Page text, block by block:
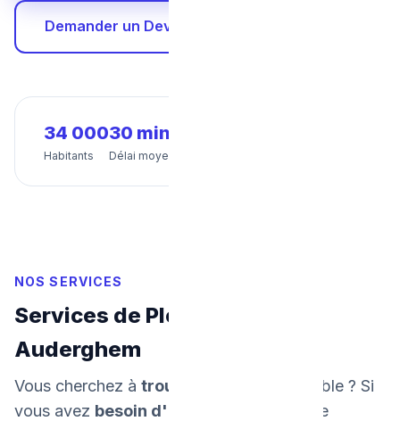
Demander un Devis Gratuit
34 000
Habitants
30 min
Délai moyen
NOS SERVICES
Services de Plomberie à
Auderghem
Vous cherchez à trouver un plombier
fiable ? Si
vous avez besoin d'un dépannage
, notre